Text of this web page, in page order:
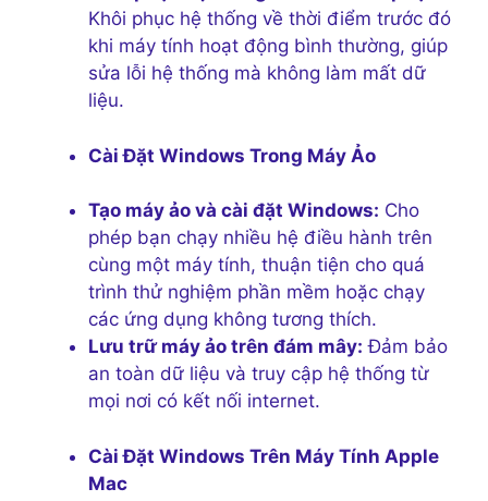
Khôi phục hệ thống về thời điểm trước đó
khi máy tính hoạt động bình thường, giúp
sửa lỗi hệ thống mà không làm mất dữ
liệu.
Cài Đặt Windows Trong Máy Ảo
Tạo máy ảo và cài đặt Windows: Cho
phép bạn chạy nhiều hệ điều hành trên
cùng một máy tính, thuận tiện cho quá
trình thử nghiệm phần mềm hoặc chạy
các ứng dụng không tương thích.
Lưu trữ máy ảo trên đám mây: Đảm bảo
an toàn dữ liệu và truy cập hệ thống từ
mọi nơi có kết nối internet.
Cài Đặt Windows Trên Máy Tính Apple
Mac